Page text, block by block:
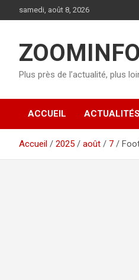
au
samedi, août 8, 2026
Plus près de l’actualité, plus
ACCUEIL ACTUALITÉS
Accueil 2025 août 7